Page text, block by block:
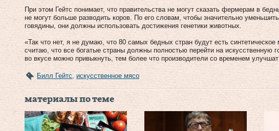
При этом Гейтс понимает, что правительства не могут сказать фермерам в
не могут больше разводить коров. По его словам, чтобы значительно
говядины, они должны использовать достижения генетики животных.
«Так что нет, я не думаю, что 80 самых бедных стран будут есть
считаю, что все богатые страны должны полностью перейти на искусственную
во вкусе можно привыкнуть, тем более что производители со временем
Билл Гейтс искусственное мясо
материалы по теме